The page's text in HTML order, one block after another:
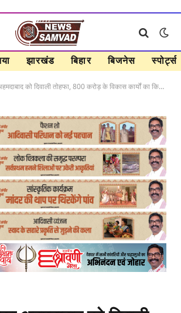
झारखंड बिहार बिजनेस स्पोर्ट्स
को दिवाली तोहफा, 800 करोड़ के विकास कार्यों का किया शिलान्यास और लोकार्पण